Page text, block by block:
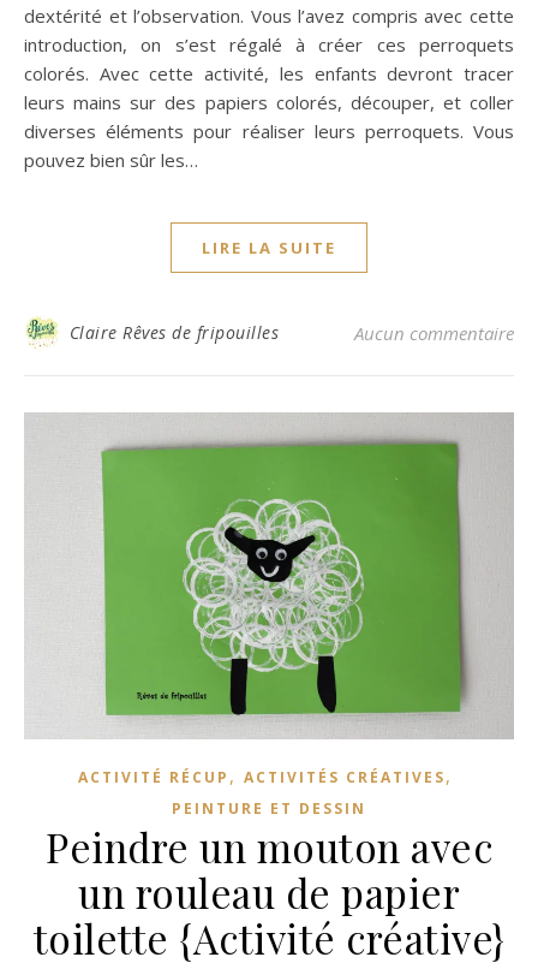
dextérité et l’observation. Vous l’avez compris avec cette
introduction, on s’est régalé à créer ces perroquets
colorés. Avec cette activité, les enfants devront tracer
leurs mains sur des papiers colorés, découper, et coller
diverses éléments pour réaliser leurs perroquets. Vous
pouvez bien sûr les…
LIRE LA SUITE
Claire Rêves de fripouilles Aucun commentaire
ACTIVITÉ RÉCUP , ACTIVITÉS CRÉATIVES,
PEINTURE ET DESSIN
Peindre un mouton avec
un rouleau de papier
toilette {Activité créative}